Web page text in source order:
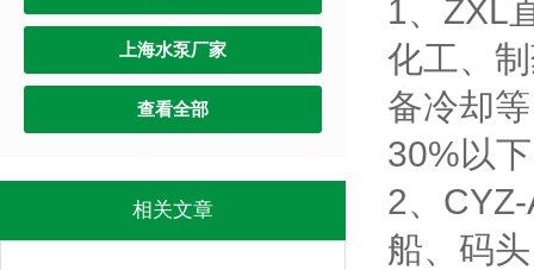
上海水泵厂家
查看全部
相关文章
1、ZXL
化工、
备冷却
30%以
2、
船、码